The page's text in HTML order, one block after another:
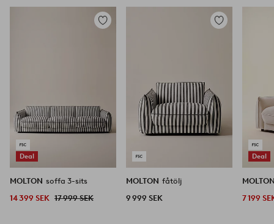
Deal
Lägg
MOLTON soffa 3-sits
14 399 SEK 17 999 SEK
Lägg
MOLTON fåtölj
9 999 SEK
Deal
7 199